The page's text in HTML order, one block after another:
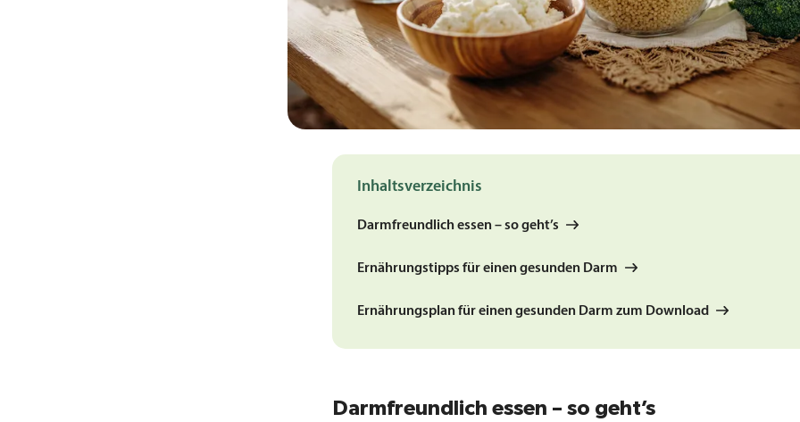
Inhaltsverzeichnis
Darmfreundlich essen – so geht’s
Ernährungstipps für einen gesunden Darm
Ernährungsplan für einen gesunden Darm zum Download
Darmfreundlich essen – so geht’s